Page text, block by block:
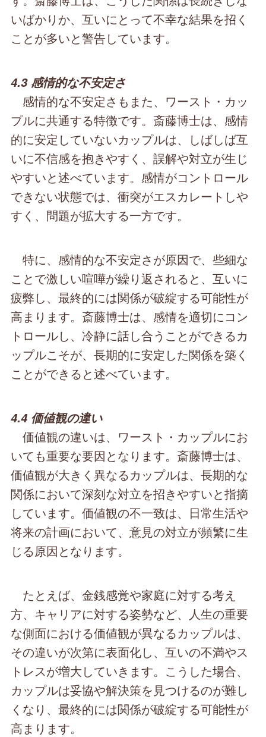
いばかりか、互いにとって不幸な結果を招く
ことが多いと警告しています。
4.3 感情的な不安定さ
感情的な不安定さもまた、ワースト・カッ
プルに共通する特徴です。斎藤博士は、感情
的に安定していないカップルは、しばしば互
いに不信感を抱きやすく、誤解や対立が生じ
やすいと述べています。感情がコントロール
できない状態では、衝突がエスカレートしや
すく、問題が拡大する一方です。
特に、感情的な不安定さが原因で、些細な
ことで激しい喧嘩が繰り返されると、互いに
疲弊し、最終的には関係が破綻する可能性が
高まります。斎藤博士は、感情を適切にコン
トロールし、冷静に話し合うことができるカ
ップルこそが、長期的に安定した関係を築く
ことができると述べています。
4.4 価値観の違い
価値観の違いは、ワースト・カップルにお
いても重要な要因となります。斎藤博士は、
価値観が大きく異なるカップルは、長期的な
関係において深刻な対立を招きやすいと指摘
しています。価値観の不一致は、日常生活や
将来の計画において、意見の対立が頻繁に生
じる原因となります。
たとえば、金銭感覚や家庭に対する考え
方、キャリアに対する姿勢など、人生の重要
な側面における価値観が異なるカップルは、
その違いが次第に表面化し、互いの不満やス
トレスが増大していきます。こうした場合、
カップルは妥協や解決策を見つけるのが難し
くなり、最終的には関係が破綻する可能性が
高まります。